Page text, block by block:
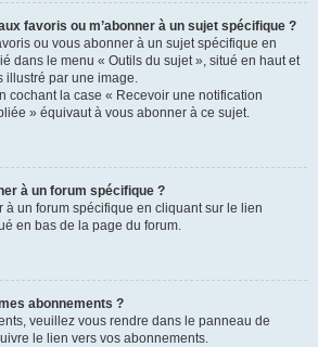
favoris ou m’abonner à un sujet spécifique ?
ou vous abonner à un sujet spécifique en
dans le menu « Outils du sujet », situé en haut et
illustré par une image.
cochant la case « Recevoir une notification
» équivaut à vous abonner à ce sujet.
à un forum spécifique ?
à un forum spécifique en cliquant sur le lien
en bas de la page du forum.
abonnements ?
veuillez vous rendre dans le panneau de
le lien vers vos abonnements.